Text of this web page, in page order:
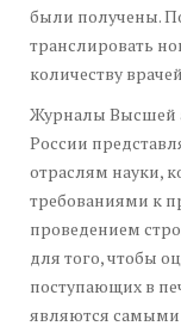
были получены.
транслировать
количеству
Журналы Высшей
России
отраслям науки,
требованиями к
проведением
для того, чтобы
поступающих в
являются самыми